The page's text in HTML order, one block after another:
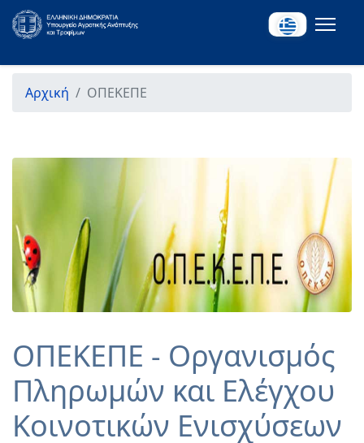
Αρχική ΟΠΕΚΕΠΕ
ΟΠΕΚΕΠΕ - Οργανισμός
Πληρωμών και Ελέγχου
Κοινοτικών Ενισχύσεων